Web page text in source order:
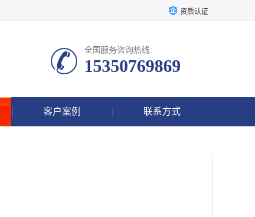
资质认证
全国服务咨询热线:
15350769869
客户案例 联系方式